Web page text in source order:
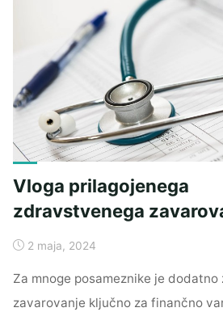
poskrbijo
za
boljše
stopal
in
udobnejšo
hojo"
Vloga prilagojenega
zdravstvenega
2 maja, 2024
Za mnoge posameznike je
zavarovanje ključno za finančno